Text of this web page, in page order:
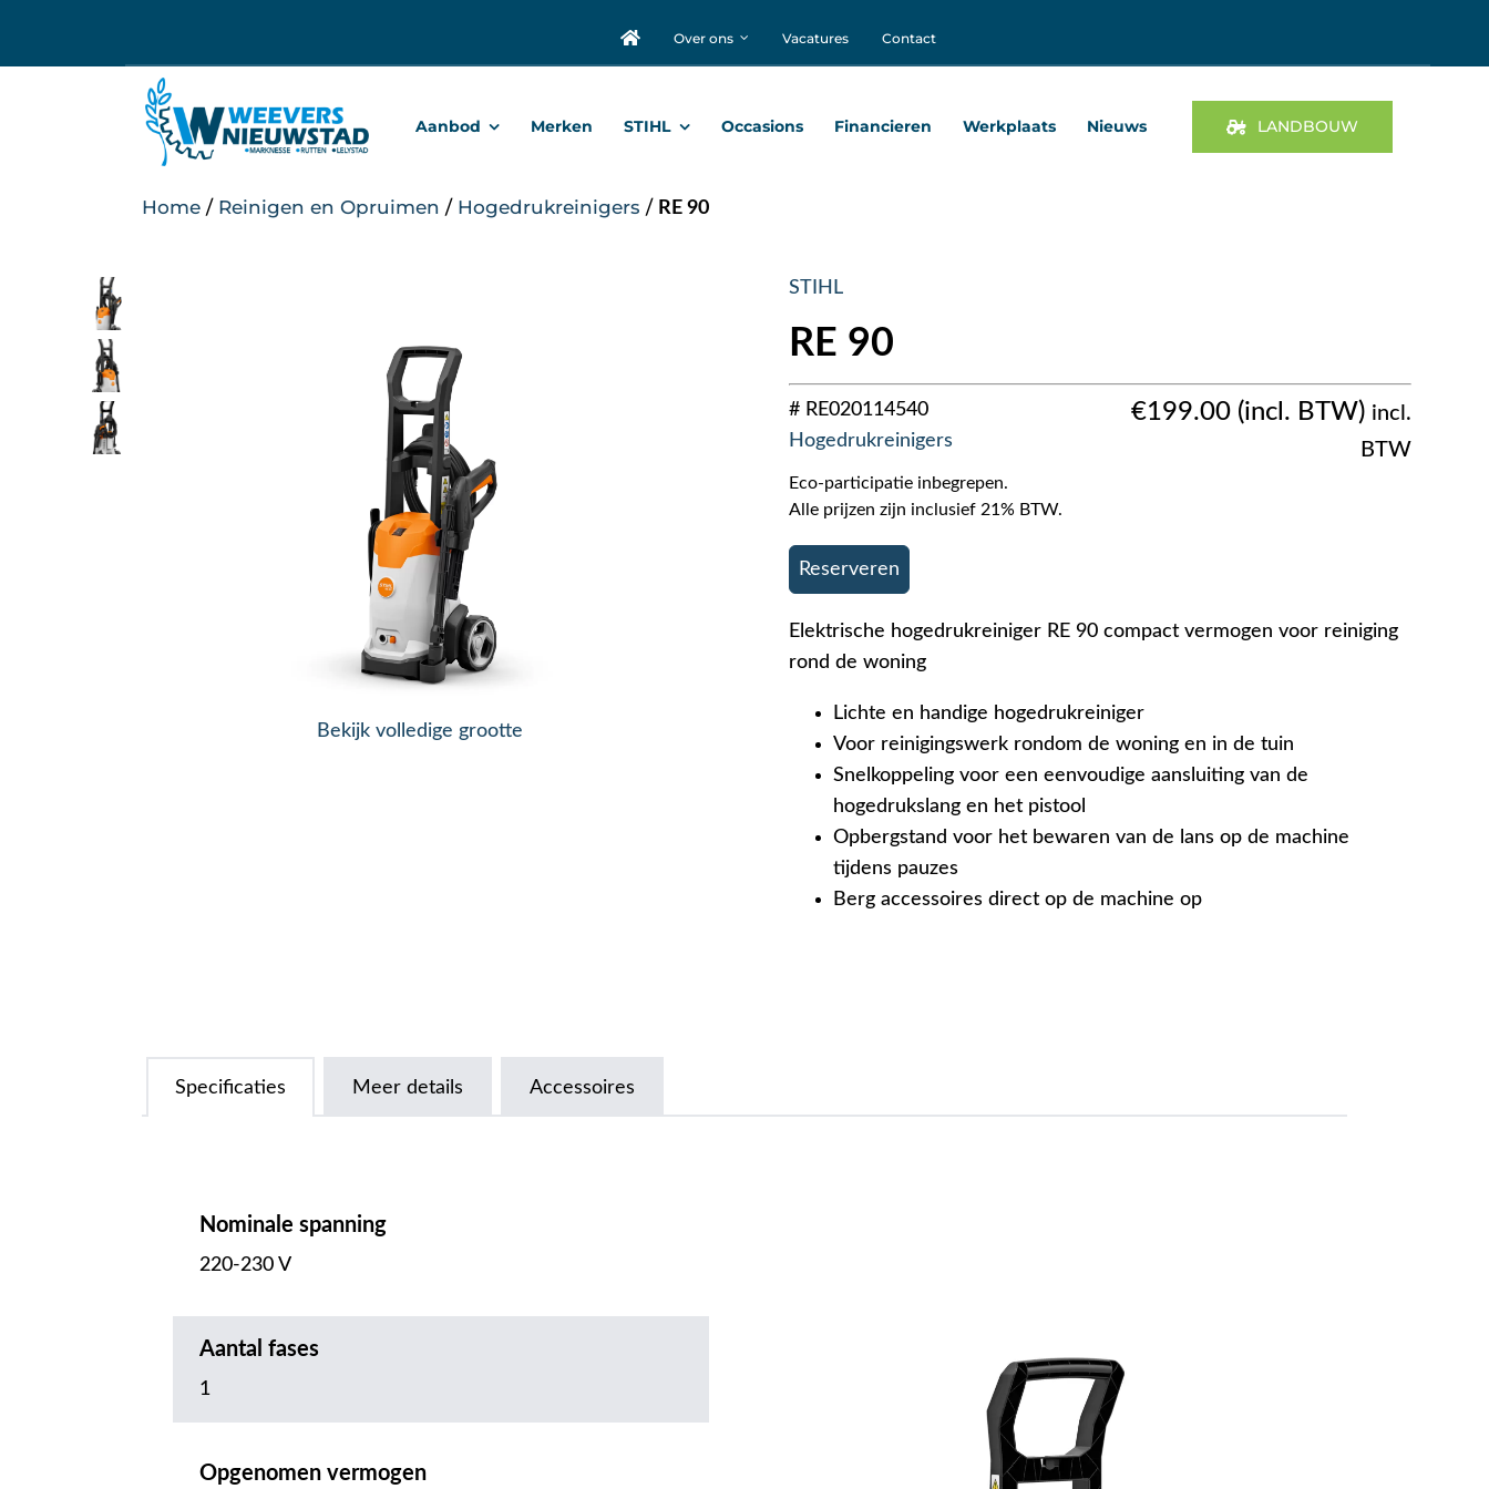
Over ons Vacatures Contact
Aanbod Merken STIHL Occasions Financieren Werkplaats Nieuws LANDBOUW
Home / Reinigen en Opruimen / Hogedrukreinigers / RE 90
Bekijk volledige grootte
STIHL
RE 90
# RE020114540
Hogedrukreinigers
€199.00
incl.
BTW
Eco-participatie inbegrepen.
Alle prijzen zijn inclusief 21% BTW.
Reserveren
Elektrische hogedrukreiniger RE 90 compact vermogen voor reiniging
rond de woning
Lichte en handige hogedrukreiniger
Voor reinigingswerk rondom de woning en in de tuin
Snelkoppeling voor een eenvoudige aansluiting van de
hogedrukslang en het pistool
Opbergstand voor het bewaren van de lans op de machine
tijdens pauzes
Berg accessoires direct op de machine op
Specificaties Meer details Accessoires
Nominale spanning
220-230 V
Aantal fases
1
Opgenomen vermogen